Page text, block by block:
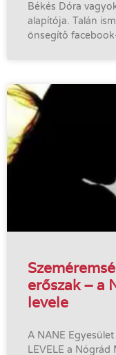
Békés Dóra
alapítója. Talán
önsegítő
erőszak – a
levele
A NANE
LEVELE a Nógrád